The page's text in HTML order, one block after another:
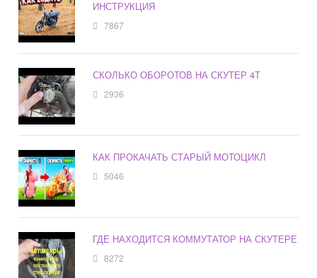
ИНСТРУКЦИЯ
7867
СКОЛЬКО ОБОРОТОВ НА СКУТЕР 4Т
2936
КАК ПРОКАЧАТЬ СТАРЫЙ МОТОЦИКЛ
5046
ГДЕ НАХОДИТСЯ КОММУТАТОР НА СКУТЕРЕ
8272